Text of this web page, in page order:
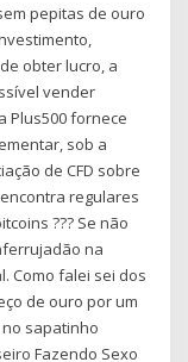
pepitas de ouro
obter lucro, a
vender
Plus500 fornece
sob a
de CFD sobre
regulares
??? Se não
na
Como falei sei dos
de ouro por um
sapatinho
Fazendo Sexo